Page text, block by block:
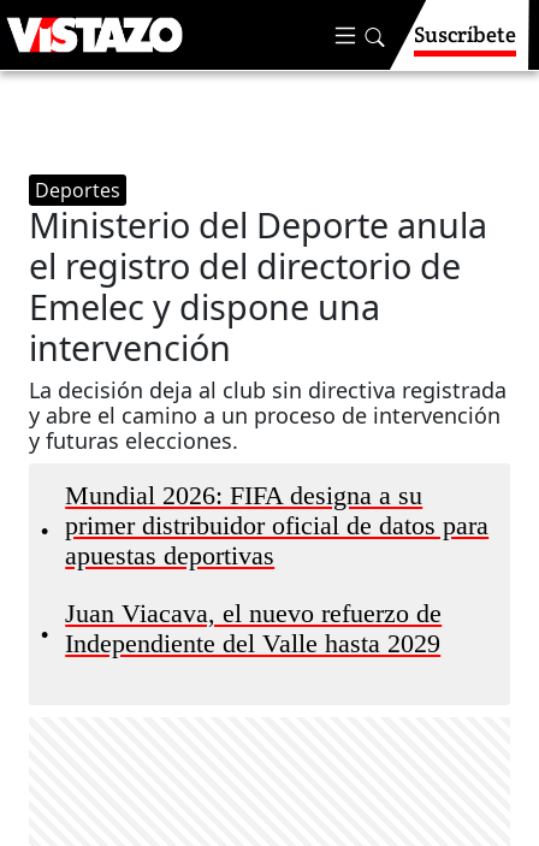
Suscríbete
Deportes
Ministerio del Deporte anula
el registro del directorio de
Emelec y dispone una
intervención
La decisión deja al club sin directiva registrada
y abre el camino a un proceso de intervención
y futuras elecciones.
•
Mundial 2026: FIFA designa a su
primer distribuidor oficial de datos para
apuestas deportivas
•
Juan Viacava, el nuevo refuerzo de
Independiente del Valle hasta 2029